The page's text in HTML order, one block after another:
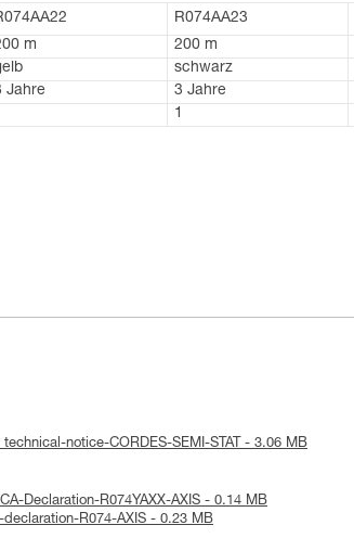
R074AA23
m 200 m
schwarz
Jahre 3 Jahre
1
notice-CORDES-SEMI-STAT - 3.06 MB
Declaration-R074YAXX-AXIS - 0.14 MB
R074-AXIS - 0.23 MB